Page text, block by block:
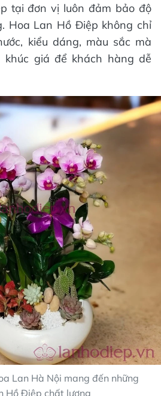
tại đơn vị luôn đảm bảo độ
Hoa Lan Hồ Điệp không chỉ
kiểu dáng, màu sắc mà
khúc giá để khách hàng dễ
Lan Hà Nội mang đến những
Hồ Điệp chất lượng